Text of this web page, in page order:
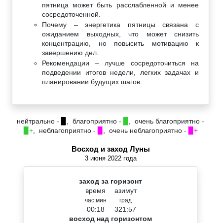
пятница может быть расслабленной и менее
сосредоточенной.
Почему – энергетика пятницы связана с
ожиданием выходных, что может снизить
концентрацию, но повысить мотивацию к
завершению дел.
Рекомендации – лучше сосредоточиться на
подведении итогов недели, легких задачах и
планировании будущих шагов.
нейтрально - , благоприятно -
, очень благоприятно -
▉+, неблагоприятно - , очень неблагоприятно - ▉+
Восход и заход Луны
3 июня 2022 года
заход за горизонт
время
час:мин
00:18
азимут
град
321:57
восход над горизонтом